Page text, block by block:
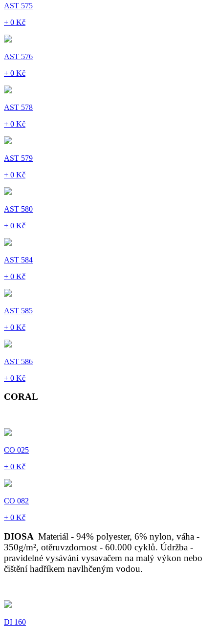
AST 575
+ 0 Kč
AST 576
+ 0 Kč
AST 578
+ 0 Kč
AST 579
+ 0 Kč
AST 580
+ 0 Kč
AST 584
+ 0 Kč
AST 585
+ 0 Kč
AST 586
+ 0 Kč
CORAL
CO 025
+ 0 Kč
CO 082
+ 0 Kč
DIOSA Materiál - 94% polyester, 6% nylon, váha -
350g/m², otěruvzdornost - 60.000 cyklů. Údržba -
pravidelné vysávání vysavačem na malý výkon nebo
čištění hadříkem navlhčeným vodou.
DI 160